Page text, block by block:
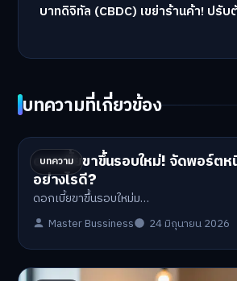
บาทดิจิทัล (CBDC) เขย่าร้านค้า! ปรับ
บทความที่เกี่ยวข้อง
บทความ
ดอกเบี้ยขาขึ้นรอบใหม่! จัดพอร์ต
อย่างไรดี?
ดอกเบี้ยขาขึ้นรอบใหม่ม…
Master Bussiness 24 มิถุนายน 2026